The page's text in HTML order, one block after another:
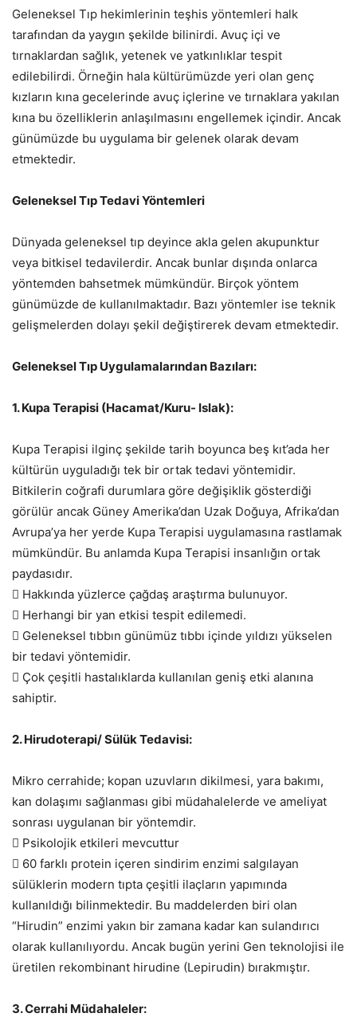
Geleneksel Tıp hekimlerinin teşhis yöntemleri halk
tarafından da yaygın şekilde bilinirdi. Avuç içi ve
tırnaklardan sağlık, yetenek ve yatkınlıklar tespit
edilebilirdi. Örneğin hala kültürümüzde yeri olan genç
kızların kına gecelerinde avuç içlerine ve tırnaklara yakılan
kına bu özelliklerin anlaşılmasını engellemek içindir. Ancak
günümüzde bu uygulama bir gelenek olarak devam
etmektedir.
Geleneksel Tıp Tedavi Yöntemleri
Dünyada geleneksel tıp deyince akla gelen akupunktur
veya bitkisel tedavilerdir. Ancak bunlar dışında onlarca
yöntemden bahsetmek mümkündür. Birçok yöntem
günümüzde de kullanılmaktadır. Bazı yöntemler ise teknik
gelişmelerden dolayı şekil değiştirerek devam etmektedir.
Geleneksel Tıp Uygulamalarından Bazıları:
1. Kupa Terapisi (Hacamat/Kuru- Islak):
Kupa Terapisi ilginç şekilde tarih boyunca beş kıt’ada her
kültürün uyguladığı tek bir ortak tedavi yöntemidir.
Bitkilerin coğrafi durumlara göre değişiklik gösterdiği
görülür ancak Güney Amerika’dan Uzak Doğuya, Afrika’dan
Avrupa’ya her yerde Kupa Terapisi uygulamasına rastlamak
mümkündür. Bu anlamda Kupa Terapisi insanlığın ortak
paydasıdır.
 Hakkında yüzlerce çağdaş araştırma bulunuyor.
 Herhangi bir yan etkisi tespit edilemedi.
 Geleneksel tıbbın günümüz tıbbı içinde yıldızı yükselen
bir tedavi yöntemidir.
 Çok çeşitli hastalıklarda kullanılan geniş etki alanına
sahiptir.
2. Hirudoterapi/ Sülük Tedavisi:
Mikro cerrahide; kopan uzuvların dikilmesi, yara bakımı,
kan dolaşımı sağlanması gibi müdahalelerde ve ameliyat
sonrası uygulanan bir yöntemdir.
 Psikolojik etkileri mevcuttur
 60 farklı protein içeren sindirim enzimi salgılayan
sülüklerin modern tıpta çeşitli ilaçların yapımında
kullanıldığı bilinmektedir. Bu maddelerden biri olan
“Hirudin” enzimi yakın bir zamana kadar kan sulandırıcı
olarak kullanılıyordu. Ancak bugün yerini Gen teknolojisi ile
üretilen rekombinant hirudine (Lepirudin) bırakmıştır.
3. Cerrahi Müdahaleler: